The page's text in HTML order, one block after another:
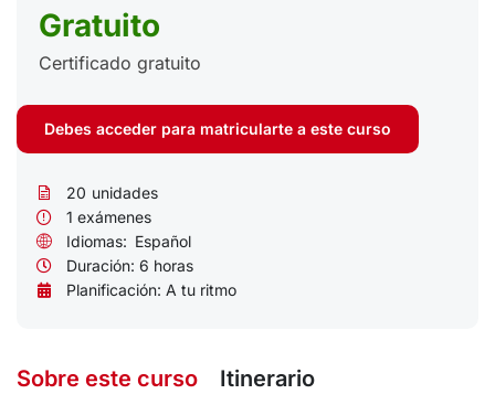
Sobre este curso Itinerario
Gratuito
Certificado gratuito
Debes acceder para matricularte a este curso
20 unidades
1 exámenes
Idiomas: Español
Duración: 6 horas
Planificación: A tu ritmo